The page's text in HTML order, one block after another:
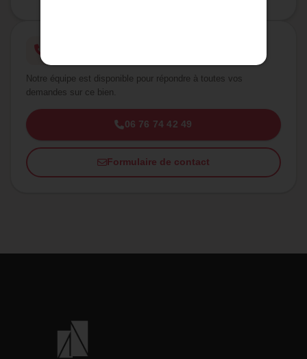
Notre équipe est disponible pour répondre à toutes vos
demandes sur ce bien.
06 76 74 42 49
Formulaire de contact